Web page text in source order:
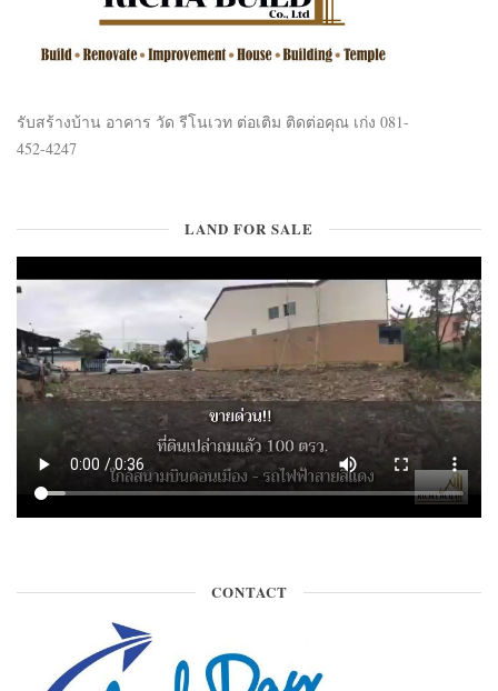
รับสร้างบ้าน อาคาร วัด รีโนเวท ต่อเติม ติดต่อคุณ เก่ง 081-
452-4247
LAND FOR SALE
CONTACT